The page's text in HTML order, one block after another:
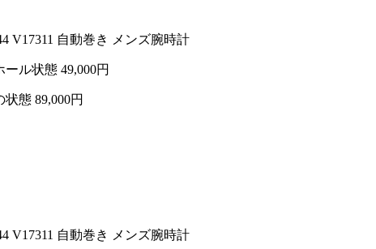
V17311 自動巻き メンズ腕時計
ール状態 49,000円
状態 89,000円
V17311 自動巻き メンズ腕時計